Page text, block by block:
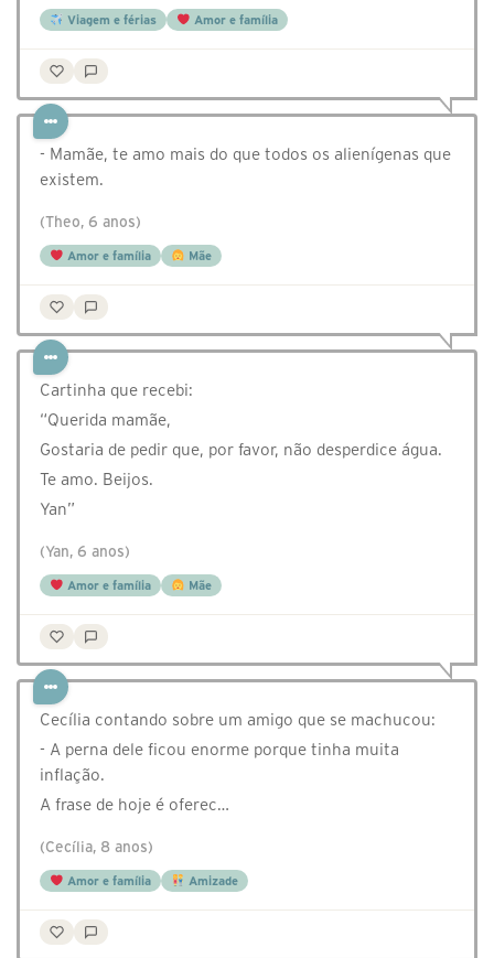
Viagem e férias Amor e família
- Mamãe, te amo mais do que todos os alienígenas que
existem.
(Theo, 6 anos)
Amor e família Mãe
Cartinha que recebi:
“Querida mamãe,
Gostaria de pedir que, por favor, não desperdice água.
Te amo. Beijos.
Yan”
(Yan, 6 anos)
Amor e família Mãe
Cecília contando sobre um amigo que se machucou:
- A perna dele ficou enorme porque tinha muita
inflação.
A frase de hoje é oferec…
(Cecília, 8 anos)
Amor e família Amizade